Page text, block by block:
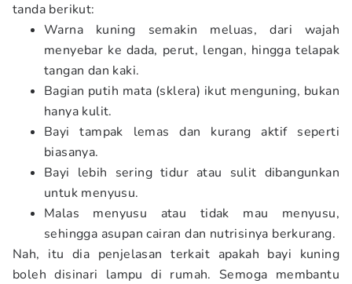
tanda berikut:
Warna kuning semakin meluas, dari wajah
menyebar ke dada, perut, lengan, hingga telapak
tangan dan kaki.
Bagian putih mata (sklera) ikut menguning, bukan
hanya kulit.
Bayi tampak lemas dan kurang aktif seperti
biasanya.
Bayi lebih sering tidur atau sulit dibangunkan
untuk menyusu.
Malas menyusu atau tidak mau menyusu,
sehingga asupan cairan dan nutrisinya berkurang.
Nah, itu dia penjelasan terkait apakah bayi kuning
boleh disinari lampu di rumah. Semoga membantu